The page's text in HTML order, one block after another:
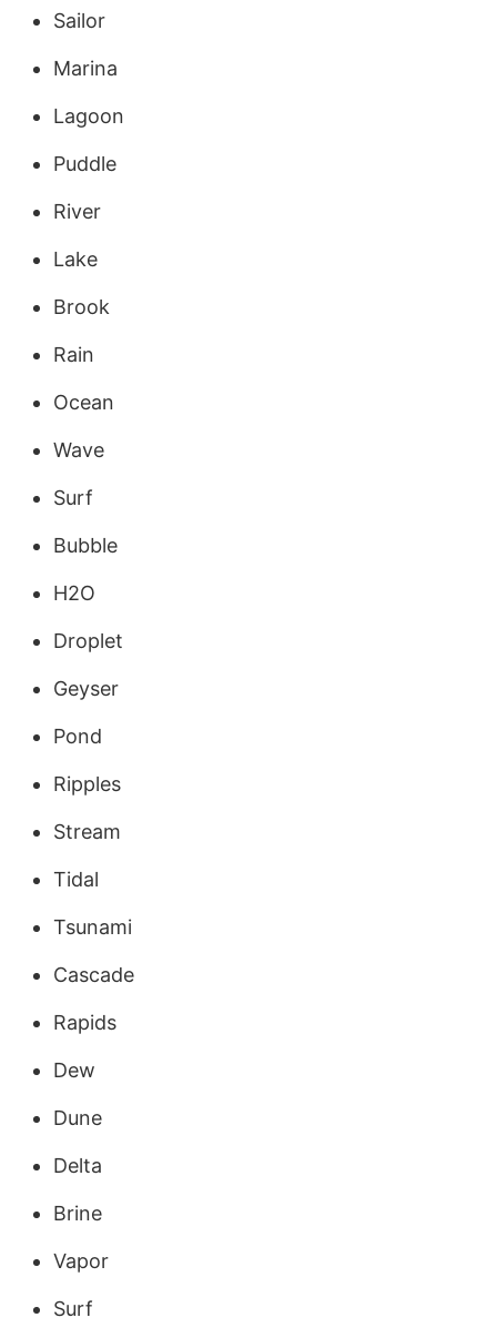
Sailor
Marina
Lagoon
Puddle
River
Lake
Brook
Rain
Ocean
Wave
Surf
Bubble
H2O
Droplet
Geyser
Pond
Ripples
Stream
Tidal
Tsunami
Cascade
Rapids
Dew
Dune
Delta
Brine
Vapor
Surf